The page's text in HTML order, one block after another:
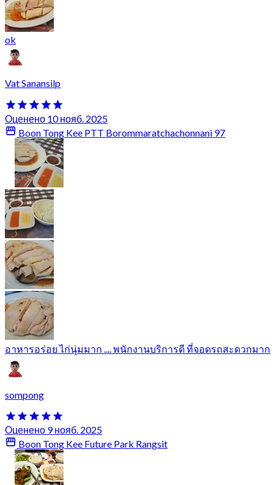
ok
Vat Sanansilp
Оценено 10 нояб. 2025
Boon Tong Kee PTT Borommaratchachonnani 97
อาหารอร่อย ไก่นุ่มมาก .... พนักงานบริการดี ที่จอดรถสะดวกมาก
sompong
Оценено 9 нояб. 2025
Boon Tong Kee Future Park Rangsit